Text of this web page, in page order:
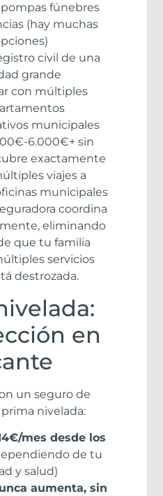
fúnebres
(hay muchas
civil de una
grande
con múltiples
municipales
6.000€+ sin
exactamente
viajes a
municipales
coordina
eliminando
que tu familia
servicios
destrozada.
en
un seguro de
nivelada:
mes desde los
de tu
y salud)
aumenta, sin